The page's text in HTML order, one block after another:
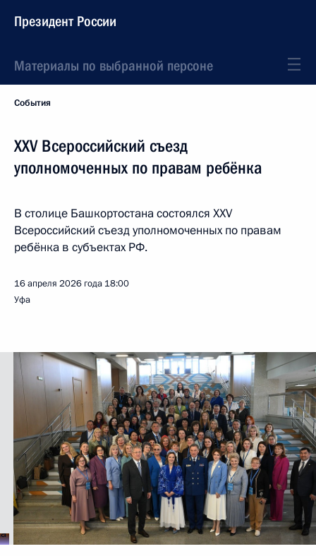
Президент России
Материалы по выбранной персоне
События
XXV Всероссийский съезд
уполномоченных по правам ребёнка
В столице Башкортостана состоялся XXV
Всероссийский съезд уполномоченных по правам
ребёнка в субъектах РФ.
16 апреля 2026 года 18:00
Уфа